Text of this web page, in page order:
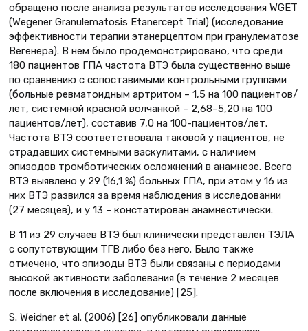
обращено после анализа результатов исследования WGET
(Wegener Granulematosis Etanercept Trial) (исследование
эффективности терапии этанерцептом при гранулематозе
Вегенера). В нем было продемонстрировано, что среди
180 пациентов ГПА частота ВТЭ была существенно выше
по сравнению с сопоставимыми контрольными группами
(больные ревматоидным артритом – 1,5 на 100 пациентов/
лет, системной красной волчанкой – 2,68–5,20 на 100
пациентов/лет), составив 7,0 на 100-пациентов/лет.
Частота ВТЭ соответствовала таковой у пациентов, не
страдавших системными васкулитами, с наличием
эпизодов тромботических осложнений в анамнезе. Всего
ВТЭ выявлено у 29 (16,1 %) больных ГПА, при этом у 16 из
них ВТЭ развился за время наблюдения в исследовании
(27 месяцев), и у 13 – констатирован анамнестически.
В 11 из 29 случаев ВТЭ был клинически представлен ТЭЛА
с сопутствующим ТГВ либо без него. Было также
отмечено, что эпизоды ВТЭ были связаны с периодами
высокой активности заболевания (в течение 2 месяцев
после включения в исследование) [25].
S. Weidner et al. (2006) [26] опубликовали данные